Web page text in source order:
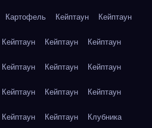
Картофель Кейптаун Кейптаун
Кейптаун Кейптаун Кейптаун
Кейптаун Кейптаун Кейптаун
Кейптаун Кейптаун Кейптаун
Кейптаун Кейптаун Клубника